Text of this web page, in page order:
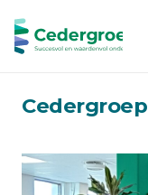
Cedergroep